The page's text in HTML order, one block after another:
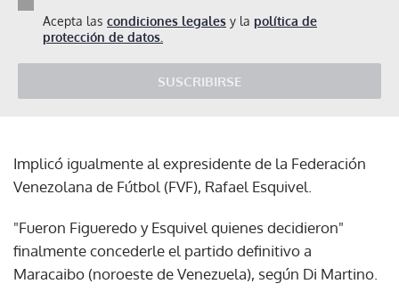
Acepta las condiciones legales y la política de
protección de datos.
SUSCRIBIRSE
Implicó igualmente al expresidente de la Federación
Venezolana de Fútbol (FVF), Rafael Esquivel.
"Fueron Figueredo y Esquivel quienes decidieron"
finalmente concederle el partido definitivo a
Maracaibo (noroeste de Venezuela), según Di Martino.